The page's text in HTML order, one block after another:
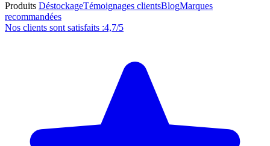
Produits DéstockageTémoignages clientsBlogMarques
recommandées
Nos clients sont satisfaits :4,7/5